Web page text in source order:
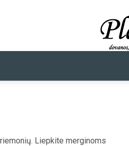
Liepkite merginoms